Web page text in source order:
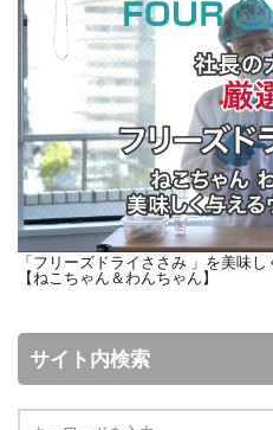
「フリーズドライささみ 」を美味
【ねこちゃん＆わんちゃん】
サイト内検索